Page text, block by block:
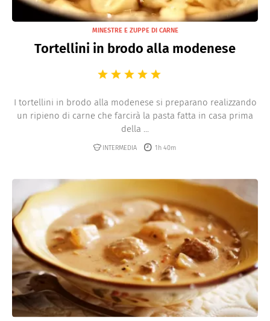
MINESTRE E ZUPPE DI CARNE
Tortellini in brodo alla modenese
I tortellini in brodo alla modenese si preparano realizzando
un ripieno di carne che farcirà la pasta fatta in casa prima
della ...
INTERMEDIA 1h 40m